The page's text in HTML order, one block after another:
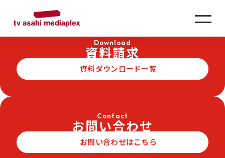
会社説明会用VTR
Download
資料請求
資料ダウンロード一覧
Contact
お問い合わせ
お問い合わせはこちら